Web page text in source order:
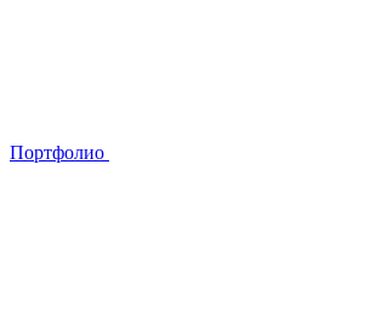
Портфолио